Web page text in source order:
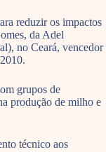
reduzir os impactos
da Adel
no Ceará, vencedor
grupos de
produção de milho e
técnico aos